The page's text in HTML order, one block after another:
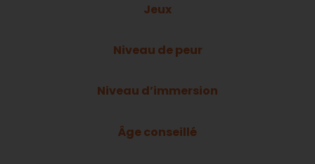
Jeux
Niveau de peur
Niveau d’immersion
Âge conseillé